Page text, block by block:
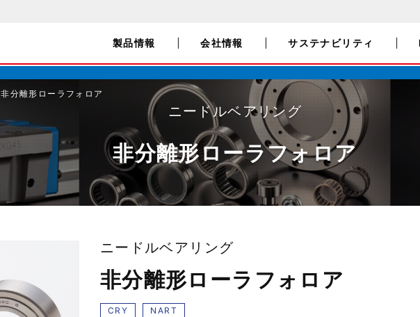
製品情報 会社情報 サステナビリティ
非分離形ローラフォロア
ニードルベアリング
非分離形ローラフォロア
ニードルベアリング
非分離形ローラフォロア
CRY NART